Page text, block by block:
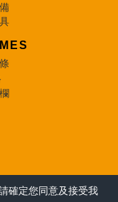
確定您同意及接受我